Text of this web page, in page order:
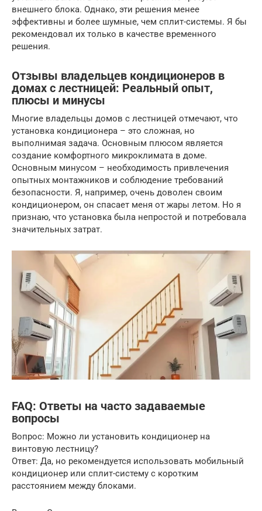
внешнего блока. Однако, эти решения менее
эффективны и более шумные, чем сплит-системы. Я бы
рекомендовал их только в качестве временного
решения.
Отзывы владельцев кондиционеров в
домах с лестницей: Реальный опыт,
плюсы и минусы
Многие владельцы домов с лестницей отмечают, что
установка кондиционера – это сложная, но
выполнимая задача. Основным плюсом является
создание комфортного микроклимата в доме.
Основным минусом – необходимость привлечения
опытных монтажников и соблюдение требований
безопасности. Я, например, очень доволен своим
кондиционером, он спасает меня от жары летом. Но я
признаю, что установка была непростой и потребовала
значительных затрат.
FAQ: Ответы на часто задаваемые
вопросы
Вопрос: Можно ли установить кондиционер на
винтовую лестницу?
Ответ: Да, но рекомендуется использовать мобильный
кондиционер или сплит-систему с коротким
расстоянием между блоками.